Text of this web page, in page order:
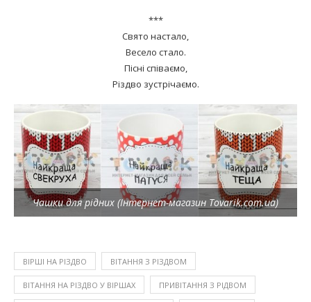
***
Свято настало,
Весело стало.
Пісні співаємо,
Різдво зустрічаємо.
Чашки для рідних (Інтернет-магазин Tovarik.com.ua)
ВІРШІ НА РІЗДВО ВІТАННЯ З РІЗДВОМ
ВІТАННЯ НА РІЗДВО У ВІРШАХ ПРИВІТАННЯ З РІДВОМ